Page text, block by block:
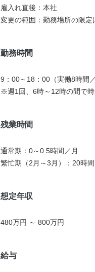
雇入れ直後：本社
変更の範囲：勤務場所の限定
勤務時間
9：00～18：00（実働8時間
※週1回、6時～12時の間で
残業時間
通常期：0～0.5時間／月
繁忙期（2月～3月）：20時
想定年収
480万円 ～ 800万円
給与